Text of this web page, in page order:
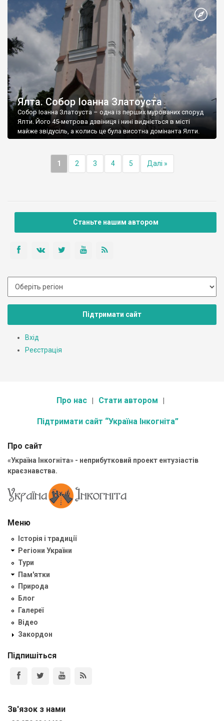
Ялта. Собор Іоанна Златоуста
Собор Іоанна Златоуста – одна із перших мурованих споруд
Ялти. Його 45-метрова дзвіниця і нині видніється в місті
майже звідусіль, а колись це була висотна домінанта Ялти.
1 2 3 4 5 Далі »
Станьте нашим автором
Підтримати сайт
Вхід
Реєстрація
Про нас Стати автором
Підтримати сайт “Україна Інкогніта”
Про сайт
«Україна Інкогніта» - неприбутковий проект ентузіастів
краєзнавства.
Меню
Історія і традиції
Регіони України
Тури
Пам'ятки
Природа
Блог
Галереї
Відео
Закордон
Підпишіться
Зв'язок з нами